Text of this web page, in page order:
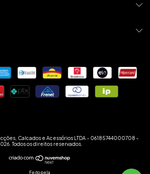
Calcados e Acessórios LTDA - 06185744000708 -
Todos os direitos reservados.
Feito pela